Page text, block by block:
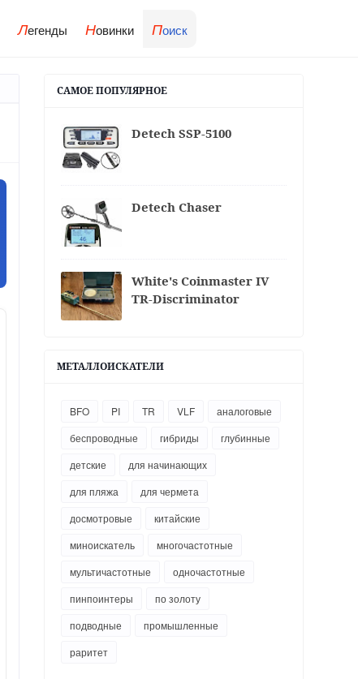
Легенды Новинки Поиск
САМОЕ ПОПУЛЯРНОЕ
Detech SSP-5100
Detech Chaser
White's Coinmaster IV
TR-Discriminator
МЕТАЛЛОИСКАТЕЛИ
BFO PI TR VLF
аналоговые
беспроводные
гибриды
глубинные
детские
для начинающих
для пляжа
для чермета
досмотровые
китайские
миноискатель
многочастотные
мультичастотные
одночастотные
пинпоинтеры
по золоту
подводные
промышленные
раритет